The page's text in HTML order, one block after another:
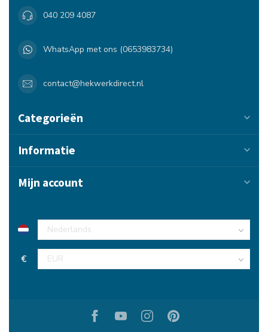
040 209 4087
WhatsApp met ons (0653983734)
contact@hekwerkdirect.nl
Categorieën
Informatie
Mijn account
€